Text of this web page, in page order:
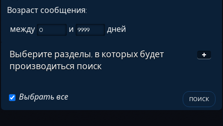
Возраст сообщения:
между
и дней
Выберите разделы, в которых будет
производиться поиск
Выбрать все